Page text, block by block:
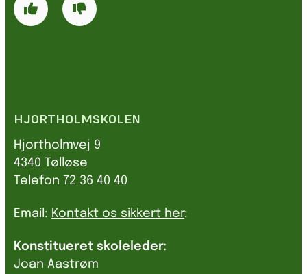
HJORTHOLMSKOLEN
Hjortholmvej 9
4340 Tølløse
Telefon 72 36 40 40
Email: Kontakt os sikkert her:
Konstitueret skoleleder:
Joan Aastrøm